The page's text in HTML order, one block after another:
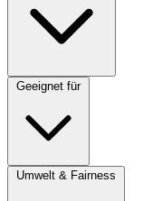
Geeignet für
Umwelt & Fairness